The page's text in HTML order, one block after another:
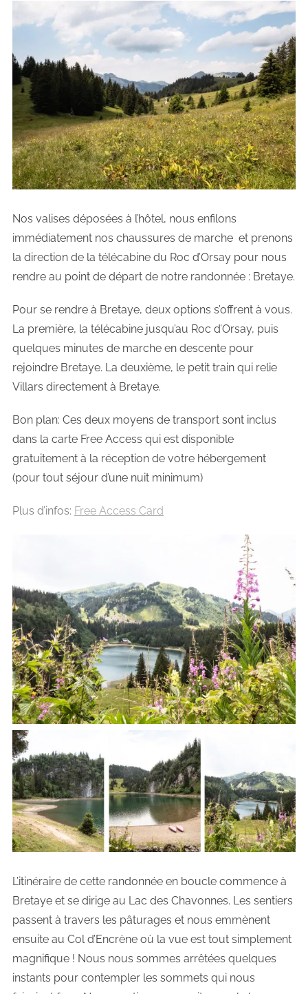
Nos valises déposées à l’hôtel, nous enfilons
immédiatement nos chaussures de marche et prenons
la direction de la télécabine du Roc d’Orsay pour nous
rendre au point de départ de notre randonnée : Bretaye.
Pour se rendre à Bretaye, deux options s’offrent à vous.
La première, la télécabine jusqu’au Roc d’Orsay, puis
quelques minutes de marche en descente pour
rejoindre Bretaye. La deuxième, le petit train qui relie
Villars directement à Bretaye.
Bon plan: Ces deux moyens de transport sont inclus
dans la carte Free Access qui est disponible
gratuitement à la réception de votre hébergement
(pour tout séjour d’une nuit minimum)
Plus d’infos: Free Access Card
L’itinéraire de cette randonnée en boucle commence à
Bretaye et se dirige au Lac des Chavonnes. Les sentiers
passent à travers les pâturages et nous emmènent
ensuite au Col d’Encrène où la vue est tout simplement
magnifique ! Nous nous sommes arrêtées quelques
instants pour contempler les sommets qui nous